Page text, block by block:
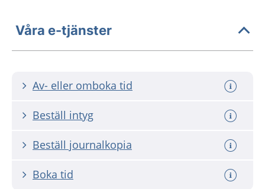
Våra e-tjänster
Av- eller omboka tid
Beställ intyg
Beställ journalkopia
Boka tid